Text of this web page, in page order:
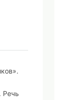
Речь